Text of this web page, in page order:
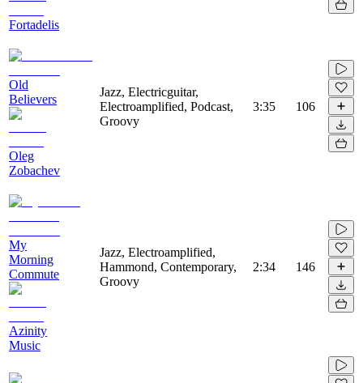
Fortadelis
Old
Believers
Oleg
Zobachev
Jazz, Electricguitar,
Electroamplified, Podcast,
Groovy
3:35 106
My
Morning
Commute
Azinity
Music
Jazz, Electroamplified,
Hammond, Contemporary,
Groovy
2:34 146